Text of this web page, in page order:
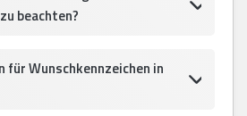
beachten?
für Wunschkennzeichen in